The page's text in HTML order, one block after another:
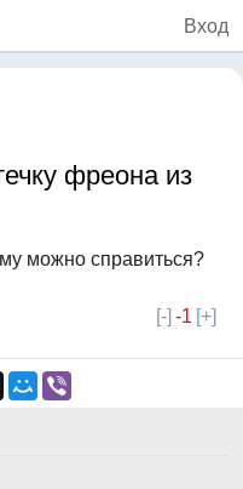
Вход
фреона из
можно справиться?
[-] -1 [+]